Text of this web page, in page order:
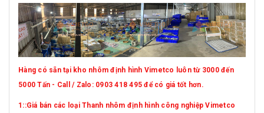
Hàng có sẵn tại kho nhôm định hình Vimetco luôn từ 3000 đến
5000 Tấn - Call / Zalo: 0903 418 495 để có giá tốt hơn.
1::Giá bán các loại Thanh nhôm định hình công nghiệp Vimetco